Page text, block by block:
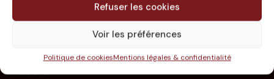
Refuser les cookies
Voir les préférences
Politique de cookiesMentions légales & confidentialité
Le groupe
Missions